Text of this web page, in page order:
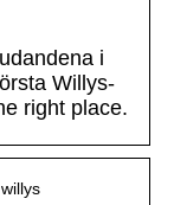
i
Willys-
right place.